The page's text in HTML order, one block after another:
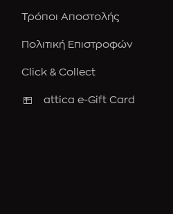
Τρόποι Αποστολής
Πολιτική Επιστροφών
Click & Collect
attica e-Gift Card